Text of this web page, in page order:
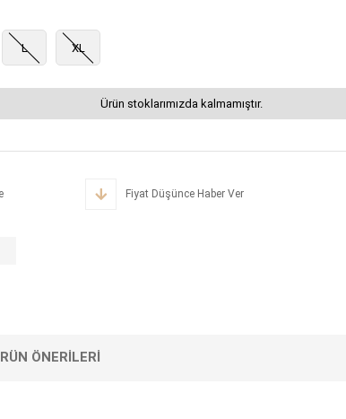
L XL
Ürün stoklarımızda kalmamıştır.
Fiyat Düşünce Haber Ver
ÖNERILERI